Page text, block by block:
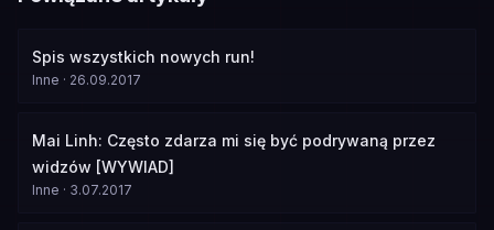
Spis wszystkich nowych run!
Inne · 26.09.2017
Mai Linh: Często zdarza mi się być podrywaną przez
widzów [WYWIAD]
Inne · 3.07.2017